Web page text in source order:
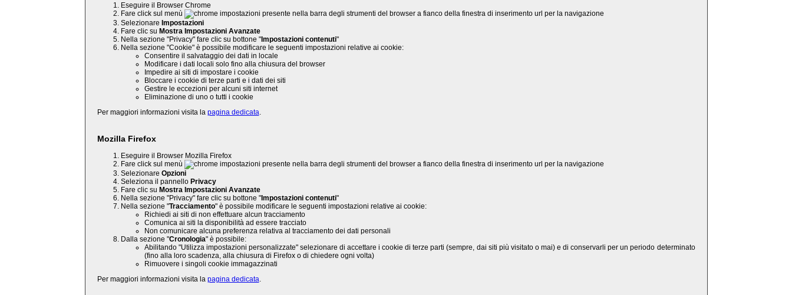
Eseguire il Browser Chrome
Fare click sul menù
presente nella barra degli strumenti del browser a fianco della finestra di inserimento url per la navigazione
Selezionare Impostazioni
Fare clic su Mostra Impostazioni Avanzate
Nella sezione "Privacy" fare clic su bottone "Impostazioni contenuti"
Nella sezione "Cookie" è possibile modificare le seguenti impostazioni relative ai cookie:
Consentire il salvataggio dei dati in locale
Modificare i dati locali solo fino alla chiusura del browser
Impedire ai siti di impostare i cookie
Bloccare i cookie di terze parti e i dati dei siti
Gestire le eccezioni per alcuni siti internet
Eliminazione di uno o tutti i cookie
Per maggiori informazioni visita la pagina dedicata.
Mozilla Firefox
Eseguire il Browser Mozilla Firefox
Fare click sul menù
presente nella barra degli strumenti del browser a fianco della finestra di inserimento url per la navigazione
Selezionare Opzioni
Seleziona il pannello Privacy
Fare clic su Mostra Impostazioni Avanzate
Nella sezione "Privacy" fare clic su bottone "Impostazioni contenuti"
Nella sezione "Tracciamento" è possibile modificare le seguenti impostazioni relative ai cookie:
Richiedi ai siti di non effettuare alcun tracciamento
Comunica ai siti la disponibilità ad essere tracciato
Non comunicare alcuna preferenza relativa al tracciamento dei dati personali
Dalla sezione "Cronologia" è possibile:
Abilitando "Utilizza impostazioni personalizzate" selezionare di accettare i cookie di terze parti (sempre, dai siti più visitato o mai) e di conservarli per un periodo determinato
(fino alla loro scadenza, alla chiusura di Firefox o di chiedere ogni volta)
Rimuovere i singoli cookie immagazzinati
Per maggiori informazioni visita la pagina dedicata.